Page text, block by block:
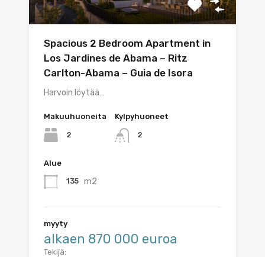
Spacious 2 Bedroom Apartment in
Los Jardines de Abama – Ritz
Carlton-Abama – Guia de Isora
Harvoin löytää…
Makuuhuoneita
2
Kylpyhuoneet
2
Alue
135 m2
myyty
alkaen 870 000 euroa
Tekijä: